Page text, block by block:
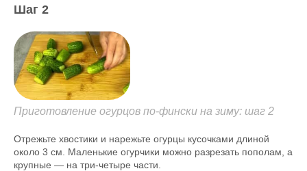
Шаг 2
Приготовление огурцов по-фински на зиму: шаг 2
Отрежьте хвостики и нарежьте огурцы кусочками длиной
около 3 см. Маленькие огурчики можно разрезать пополам, а
крупные — на три-четыре части.